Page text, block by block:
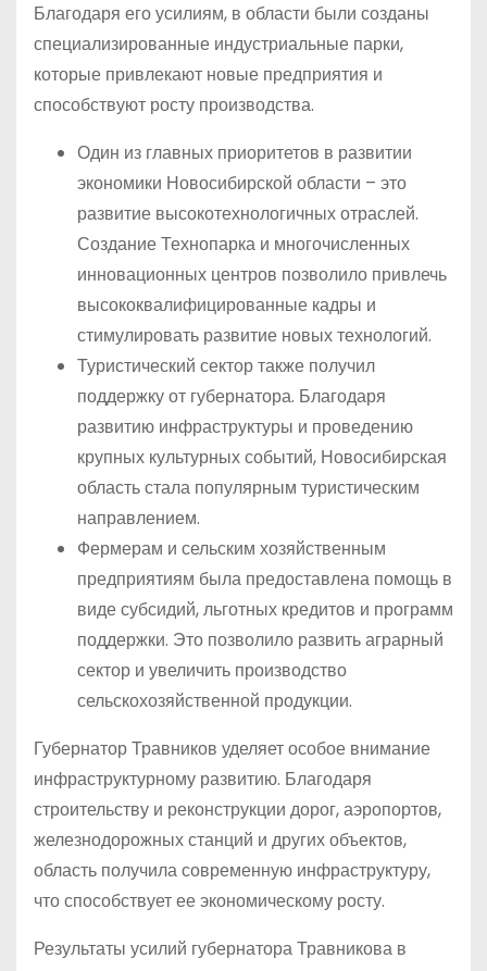
Благодаря его усилиям, в области были созданы
специализированные индустриальные парки,
которые привлекают новые предприятия и
способствуют росту производства.
Один из главных приоритетов в развитии
экономики Новосибирской области – это
развитие высокотехнологичных отраслей.
Создание Технопарка и многочисленных
инновационных центров позволило привлечь
высококвалифицированные кадры и
стимулировать развитие новых технологий.
Туристический сектор также получил
поддержку от губернатора. Благодаря
развитию инфраструктуры и проведению
крупных культурных событий, Новосибирская
область стала популярным туристическим
направлением.
Фермерам и сельским хозяйственным
предприятиям была предоставлена помощь в
виде субсидий, льготных кредитов и программ
поддержки. Это позволило развить аграрный
сектор и увеличить производство
сельскохозяйственной продукции.
Губернатор Травников уделяет особое внимание
инфраструктурному развитию. Благодаря
строительству и реконструкции дорог, аэропортов,
железнодорожных станций и других объектов,
область получила современную инфраструктуру,
что способствует ее экономическому росту.
Результаты усилий губернатора Травникова в